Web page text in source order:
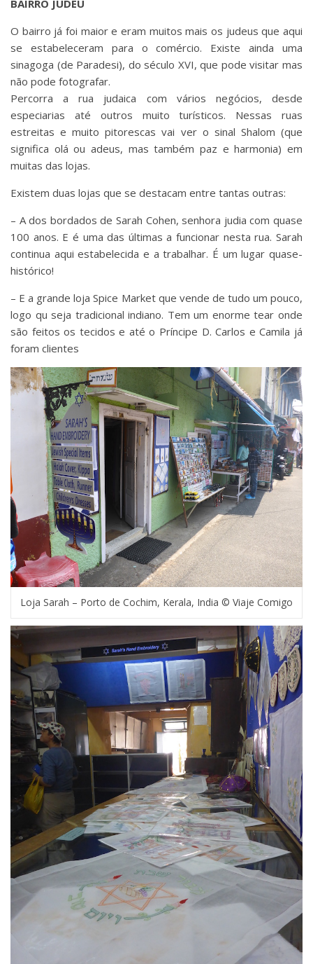
BAIRRO JUDEU
O bairro já foi maior e eram muitos mais os judeus que aqui
se estabeleceram para o comércio. Existe ainda uma
sinagoga (de Paradesi), do século XVI, que pode visitar mas
não pode fotografar.
Percorra a rua judaica com vários negócios, desde
especiarias até outros muito turísticos. Nessas ruas
estreitas e muito pitorescas vai ver o sinal Shalom (que
significa olá ou adeus, mas também paz e harmonia) em
muitas das lojas.
Existem duas lojas que se destacam entre tantas outras:
– A dos bordados de Sarah Cohen, senhora judia com quase
100 anos. E é uma das últimas a funcionar nesta rua. Sarah
continua aqui estabelecida e a trabalhar. É um lugar quase-
histórico!
– E a grande loja Spice Market que vende de tudo um pouco,
logo qu seja tradicional indiano. Tem um enorme tear onde
são feitos os tecidos e até o Príncipe D. Carlos e Camila já
foram clientes
Loja Sarah – Porto de Cochim, Kerala, India © Viaje Comigo